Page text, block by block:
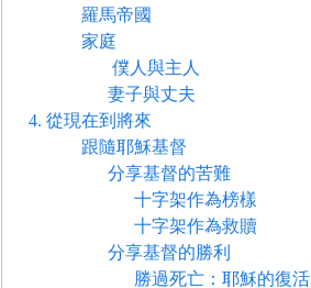
羅馬帝國
家庭
僕人與主人
妻子與丈夫
4. 從現在到將來
跟隨耶穌基督
分享基督的苦難
十字架作為榜樣
十字架作為救贖
分享基督的勝利
勝過死亡：耶穌的復活